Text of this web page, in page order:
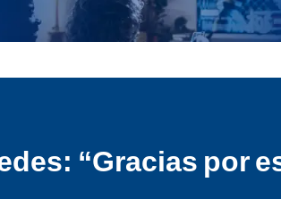
“Gracias por